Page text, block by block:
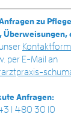
zu
Überweisungen,
per E-Mail an
Anfragen:
1 480 30 10